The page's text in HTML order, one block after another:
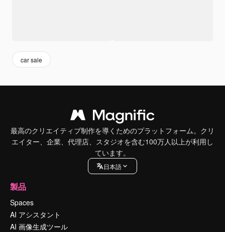
car sale
最高のクリエイティブ制作を導くためのプラットフォーム。クリ
エイター、企業、代理店、スタジオを含む100万人以上が利用し
ています。
日本語
製品
Spaces
AI アシスタント
AI 画像生成ツール